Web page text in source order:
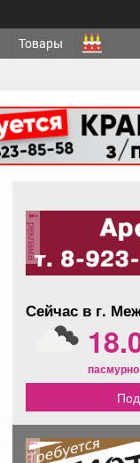
Товары
реклама
Сейчас в г.
пасмурно